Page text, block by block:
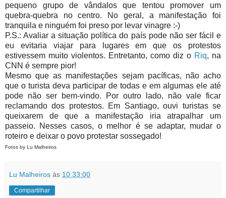
pequeno grupo de vândalos que tentou promover um
quebra-quebra no centro. No geral, a manifestação foi
tranquila e ninguém foi preso por levar vinagre :-)
P.S.: Avaliar a situação política do país pode não ser fácil e
eu evitaria viajar para lugares em que os protestos
estivessem muito violentos. Entretanto, como diz o Riq, na
CNN é sempre pior!
Mesmo que as manifestações sejam pacíficas, não acho
que o turista deva participar de todas e em algumas ele até
pode não ser bem-vindo. Por outro lado, não vale ficar
reclamando dos protestos. Em Santiago, ouvi turistas se
queixarem de que a manifestação iria atrapalhar um
passeio. Nesses casos, o melhor é se adaptar, mudar o
roteiro e deixar o povo protestar sossegado!
Fotos by Lu Malheiros
Lu Malheiros às 10:33:00
Compartilhar